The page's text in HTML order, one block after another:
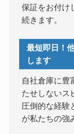
保証をお付け
続きます。
最短即日！
します
自社倉庫に豊
たせしないス
圧倒的な経験
が私たちの強